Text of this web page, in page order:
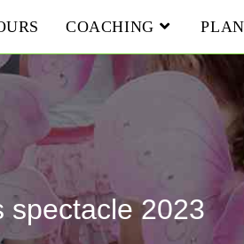
COACHING
spectacle 2023